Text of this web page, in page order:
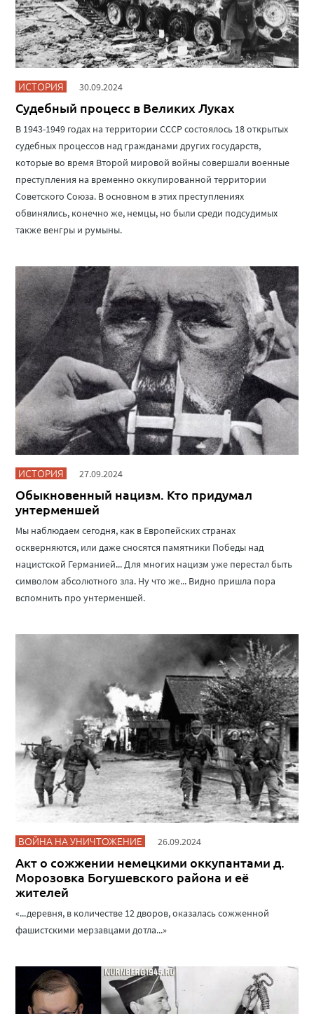
ИСТОРИЯ 30.09.2024
Судебный процесс в Великих Луках
В 1943-1949 годах на территории СССР состоялось 18 открытых
судебных процессов над гражданами других государств,
которые во время Второй мировой войны совершали военные
преступления на временно оккупированной территории
Советского Союза. В основном в этих преступлениях
обвинялись, конечно же, немцы, но были среди подсудимых
также венгры и румыны.
ИСТОРИЯ 27.09.2024
Обыкновенный нацизм. Кто придумал
унтерменшей
Мы наблюдаем сегодня, как в Европейских странах
оскверняются, или даже сносятся памятники Победы над
нацистской Германией... Для многих нацизм уже перестал быть
символом абсолютного зла. Ну что же... Видно пришла пора
вспомнить про унтерменшей.
ВОЙНА НА УНИЧТОЖЕНИЕ 26.09.2024
Акт о сожжении немецкими оккупантами д.
Морозовка Богушевского района и её
жителей
«...деревня, в количестве 12 дворов, оказалась сожженной
фашистскими мерзавцами дотла...»